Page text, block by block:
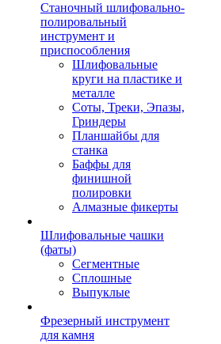
Станочный шлифовально-
полировальный
инструмент и
приспособления
Шлифовальные
круги на пластике и
металле
Соты, Треки, Эпазы,
Гриндеры
Планшайбы для
станка
Баффы для
финишной
полировки
Алмазные фикерты
Шлифовальные чашки
(фаты)
Сегментные
Сплошные
Выпуклые
Фрезерный инструмент
для камня